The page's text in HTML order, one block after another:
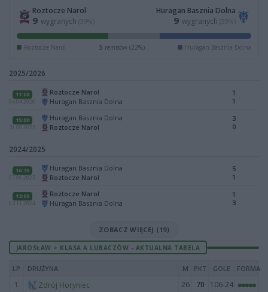
Roztocze Narol
9 wygranych (39%)
Huragan Basznia Dolna
9 wygranych (39%)
Roztocze Narol 5 remisów (22%) Huragan Basznia Dolna
2025/2026
11:00
04.04.2026
Roztocze Narol
Huragan Basznia Dolna
1
1
15:00
31.08.2025
Huragan Basznia Dolna
Roztocze Narol
3
0
2024/2025
16:30
07.06.2025
Huragan Basznia Dolna
Roztocze Narol
5
1
13:00
03.11.2024
Roztocze Narol
Huragan Basznia Dolna
1
3
ZOBACZ WIĘCEJ (19)
JAROSŁAW > KLASA A LUBACZÓW - AKTUALNA TABELA
LP DRUŻYNA M PKT GOLE FORMA
1 Zdrój Horyniec 26 70
106-24